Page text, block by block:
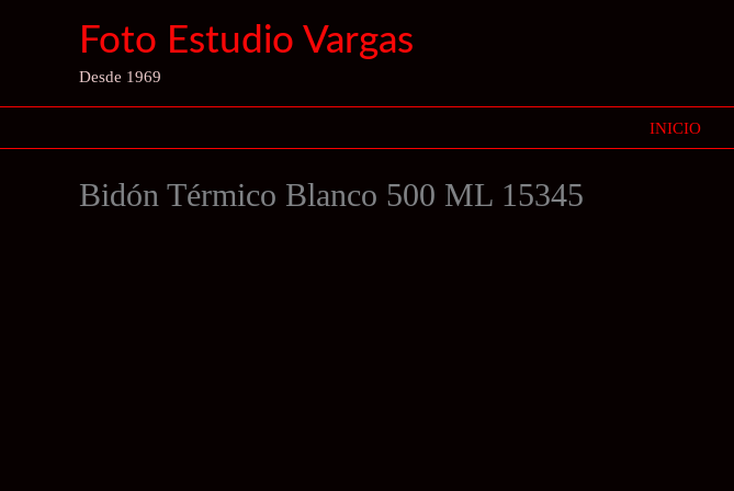
Foto Estudio Vargas
Desde 1969
INICIO
Bidón Térmico Blanco 500 ML 15345